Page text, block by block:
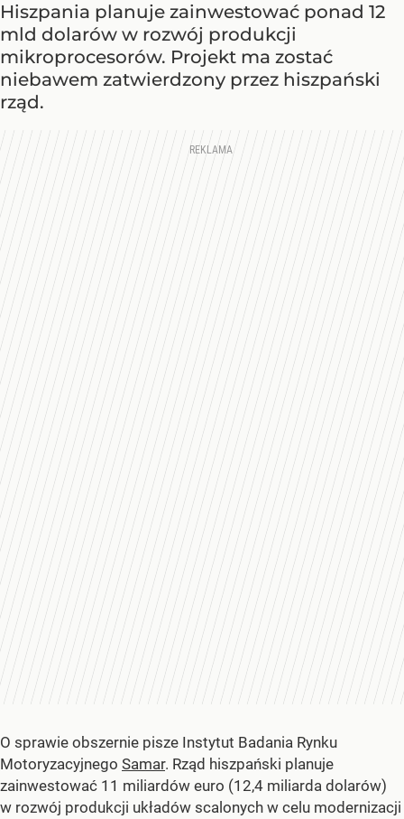
Hiszpania planuje zainwestować ponad 12
mld dolarów w rozwój produkcji
mikroprocesorów. Projekt ma zostać
niebawem zatwierdzony przez hiszpański
rząd.
O sprawie obszernie pisze Instytut Badania Rynku
Motoryzacyjnego Samar. Rząd hiszpański planuje
zainwestować 11 miliardów euro (12,4 miliarda dolarów)
w rozwój produkcji układów scalonych w celu modernizacji